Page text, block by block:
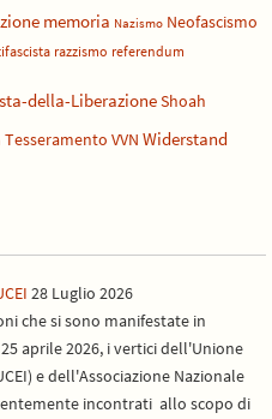
memoria Nazismo Neofascismo
razzismo referendum
della-LiberazioneShoah
Tesseramento VVN Widerstand
28 Luglio 2026
che si sono manifestate in
aprile 2026, i vertici dell'Unione
e dell'Associazione Nazionale
incontrati allo scopo di